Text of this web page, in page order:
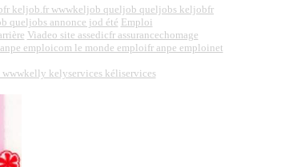
keljob.fr wwwkeljob queljob queljobs keljobfr
queljobs annonce jod été Emploi
Viadeo site assedicfr assurancechomage
emploicom le monde emploifr anpe emploinet
kelyservices kéliservices